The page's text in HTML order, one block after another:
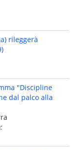
rileggerà
"Discipline
dal palco alla